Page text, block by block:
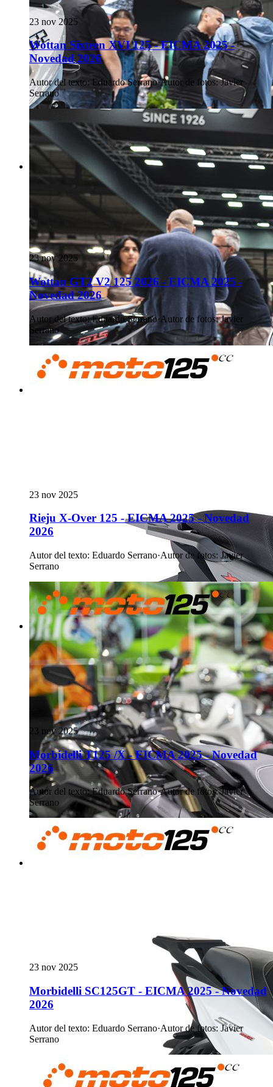
23 nov 2025
Wottan Sixteen XVI 125 - EICMA 2025 -
Novedad 2026
Autor del texto: Eduardo Serrano·Autor de fotos: Javier
Serrano
23 nov 2025
Wottan GT2 V2 125 2026 - EICMA 2025 -
Novedad 2026
Autor del texto: Eduardo Serrano·Autor de fotos: Javier
Serrano
23 nov 2025
Rieju X-Over 125 - EICMA 2025 - Novedad
2026
Autor del texto: Eduardo Serrano·Autor de fotos: Javier
Serrano
23 nov 2025
Morbidelli T125 /X - EICMA 2025 - Novedad
2026
Autor del texto: Eduardo Serrano·Autor de fotos: Javier
Serrano
23 nov 2025
Morbidelli SC125GT - EICMA 2025 - Novedad
2026
Autor del texto: Eduardo Serrano·Autor de fotos: Javier
Serrano